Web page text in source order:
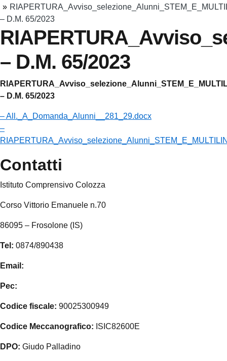
– D.M. 65/2023
– D.M. 65/2023
– D.M. 65/2023
– All._A_Domanda_Alunni__281_29.docx
–
Contatti
Istituto Comprensivo Colozza
Corso Vittorio Emanuele n.70
86095 – Frosolone (IS)
Tel: 0874/890438
Email:
Pec:
Codice fiscale: 90025300949
Codice Meccanografico: ISIC82600E
DPO: Giudo Palladino